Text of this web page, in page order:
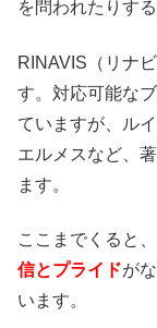
を問われたりす
RINAVIS（リナ
す。対応可能な
ていますが、ル
エルメスなど、
ます。
ここまでくると
信とプライドが
います。